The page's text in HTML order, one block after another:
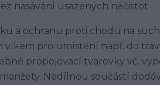
nasávání usazených nečistot
a ochranu proti chodu na
víkem pro umístění např. do
propojovací tvarovky vč.
Nedílnou součástí